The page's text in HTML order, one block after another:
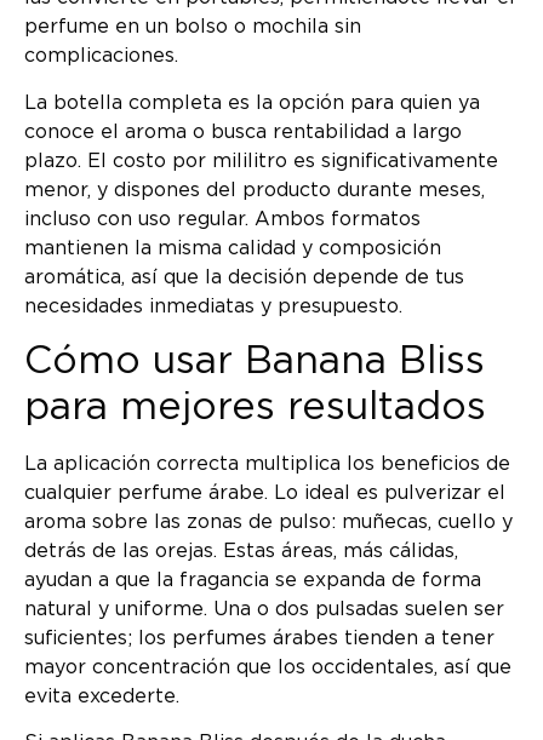
perfume en un bolso o mochila sin
complicaciones.
La botella completa es la opción para quien ya
conoce el aroma o busca rentabilidad a largo
plazo. El costo por mililitro es significativamente
menor, y dispones del producto durante meses,
incluso con uso regular. Ambos formatos
mantienen la misma calidad y composición
aromática, así que la decisión depende de tus
necesidades inmediatas y presupuesto.
Cómo usar Banana Bliss
para mejores resultados
La aplicación correcta multiplica los beneficios de
cualquier perfume árabe. Lo ideal es pulverizar el
aroma sobre las zonas de pulso: muñecas, cuello y
detrás de las orejas. Estas áreas, más cálidas,
ayudan a que la fragancia se expanda de forma
natural y uniforme. Una o dos pulsadas suelen ser
suficientes; los perfumes árabes tienden a tener
mayor concentración que los occidentales, así que
evita excederte.